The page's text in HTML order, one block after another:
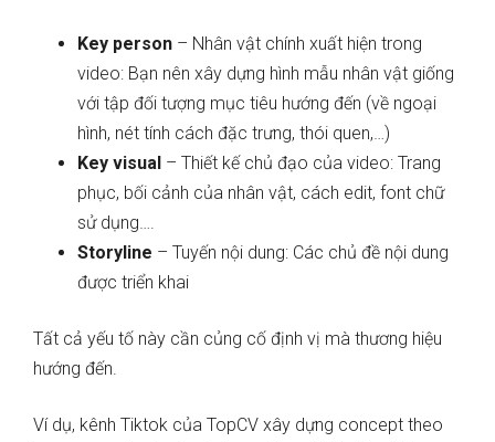
Key person – Nhân vật chính xuất hiện trong
video: Bạn nên xây dựng hình mẫu nhân vật giống
với tập đối tượng mục tiêu hướng đến (về ngoại
hình, nét tính cách đặc trưng, thói quen,…)
Key visual – Thiết kế chủ đạo của video: Trang
phục, bối cảnh của nhân vật, cách edit, font chữ
sử dụng….
Storyline – Tuyến nội dung: Các chủ đề nội dung
được triển khai
Tất cả yếu tố này cần củng cố định vị mà thương hiệu
hướng đến.
Ví dụ, kênh Tiktok của TopCV xây dựng concept theo